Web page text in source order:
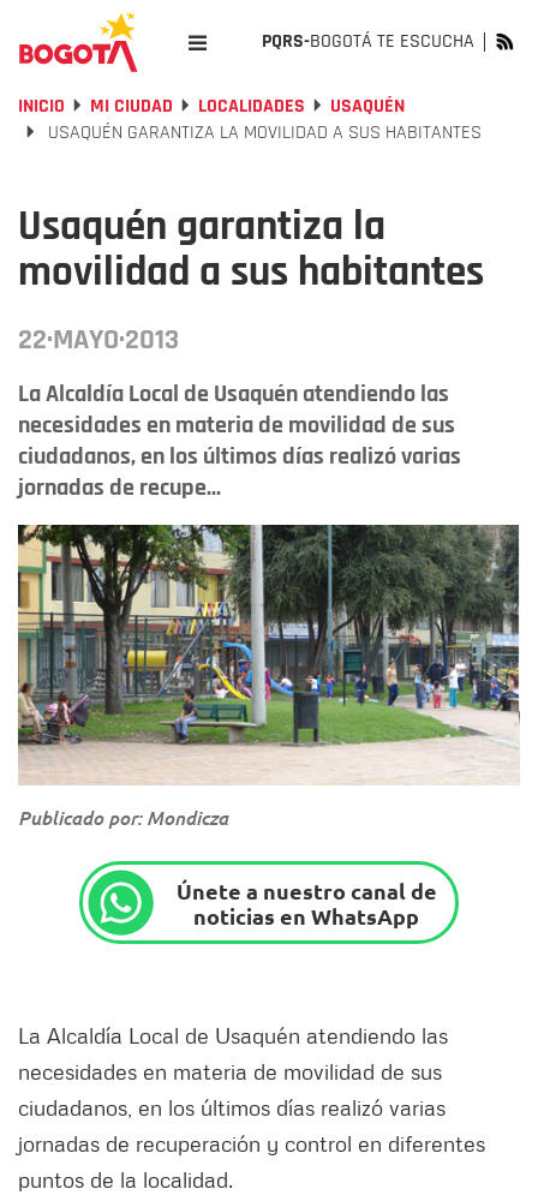
PQRS-BOGOTÁ TE ESCUCHA
INICIO MI CIUDAD LOCALIDADES
USAQUÉN
USAQUÉN GARANTIZA LA MOVILIDAD A SUS HABITANTES
Usaquén garantiza la
movilidad a sus habitantes
22·MAYO·2013
La Alcaldía Local de Usaquén atendiendo las
necesidades en materia de movilidad de sus
ciudadanos, en los últimos días realizó varias
jornadas de recupe...
Publicado por: Mondicza
Únete a nuestro canal de
noticias en WhatsApp
La Alcaldía Local de Usaquén atendiendo las
necesidades en materia de movilidad de sus
ciudadanos, en los últimos días realizó varias
jornadas de recuperación y control en diferentes
puntos de la localidad.